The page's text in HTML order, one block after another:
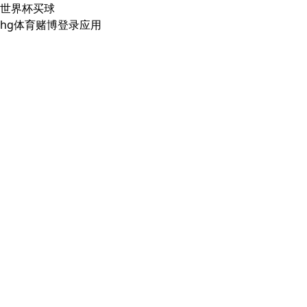
世界杯买球
hg体育赌博登录应用